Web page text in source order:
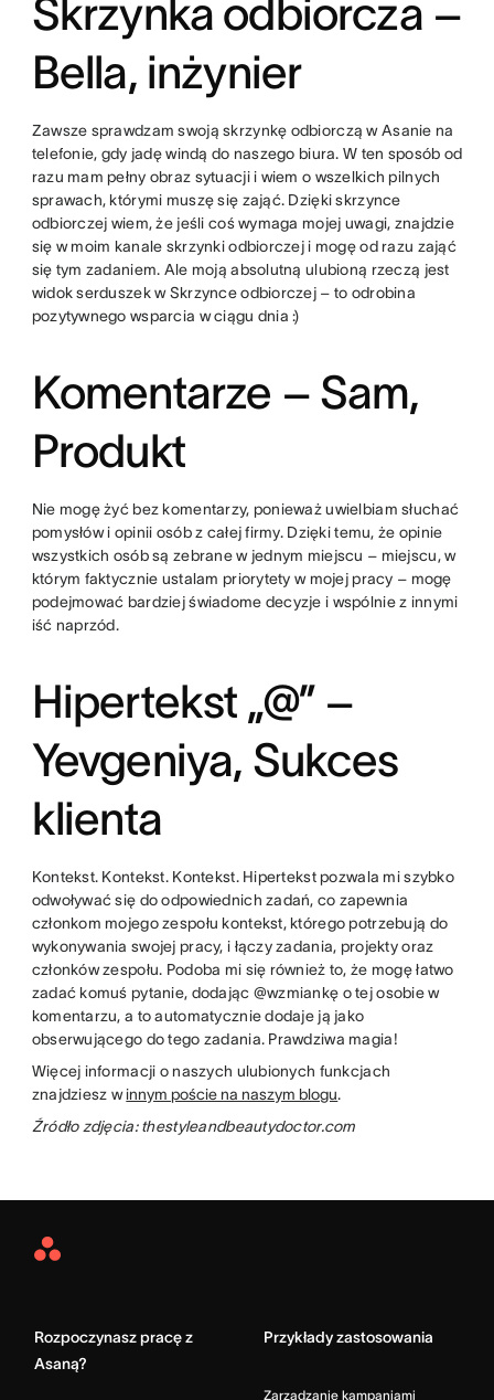
Skrzynka odbiorcza –
Bella, inżynier
Zawsze sprawdzam swoją skrzynkę odbiorczą w Asanie na
telefonie, gdy jadę windą do naszego biura. W ten sposób od
razu mam pełny obraz sytuacji i wiem o wszelkich pilnych
sprawach, którymi muszę się zająć. Dzięki skrzynce
odbiorczej wiem, że jeśli coś wymaga mojej uwagi, znajdzie
się w moim kanale skrzynki odbiorczej i mogę od razu zająć
się tym zadaniem. Ale moją absolutną ulubioną rzeczą jest
widok serduszek w Skrzynce odbiorczej – to odrobina
pozytywnego wsparcia w ciągu dnia :)
Komentarze – Sam,
Produkt
Nie mogę żyć bez komentarzy, ponieważ uwielbiam słuchać
pomysłów i opinii osób z całej firmy. Dzięki temu, że opinie
wszystkich osób są zebrane w jednym miejscu – miejscu, w
którym faktycznie ustalam priorytety w mojej pracy – mogę
podejmować bardziej świadome decyzje i wspólnie z innymi
iść naprzód.
Hipertekst „@” –
Yevgeniya, Sukces
klienta
Kontekst. Kontekst. Kontekst. Hipertekst pozwala mi szybko
odwoływać się do odpowiednich zadań, co zapewnia
członkom mojego zespołu kontekst, którego potrzebują do
wykonywania swojej pracy, i łączy zadania, projekty oraz
członków zespołu. Podoba mi się również to, że mogę łatwo
zadać komuś pytanie, dodając @wzmiankę o tej osobie w
komentarzu, a to automatycznie dodaje ją jako
obserwującego do tego zadania. Prawdziwa magia!
Więcej informacji o naszych ulubionych funkcjach
znajdziesz winnym poście na naszym blogu.
Źródło zdjęcia: thestyleandbeautydoctor.com
Asana
Rozpoczynasz pracę z
Asaną?
Przykłady zastosowania
Zarządzanie kampaniami